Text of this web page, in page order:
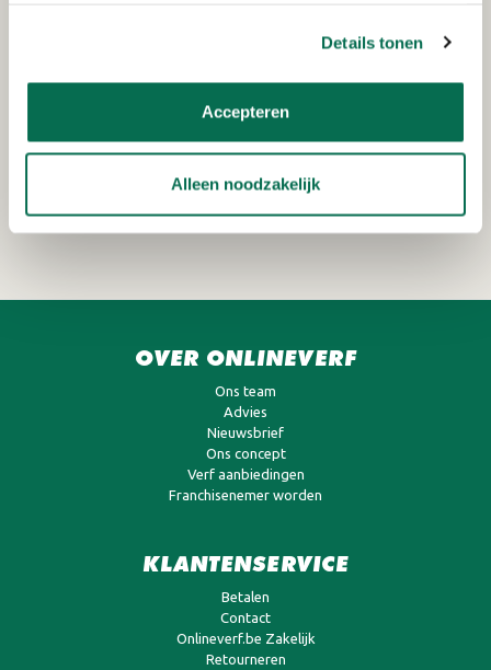
Details tonen
Accepteren
Alleen noodzakelijk
Schrijf je in voor de nieuwsbrief!
Ontvang eenmalig €15,- korting op je bestelling
vanaf €150!
AANMELDEN
OVER ONLINEVERF
Ons team
Advies
Nieuwsbrief
Ons concept
Verf aanbiedingen
Franchisenemer worden
KLANTENSERVICE
Betalen
Contact
Onlineverf.be Zakelijk
Retourneren